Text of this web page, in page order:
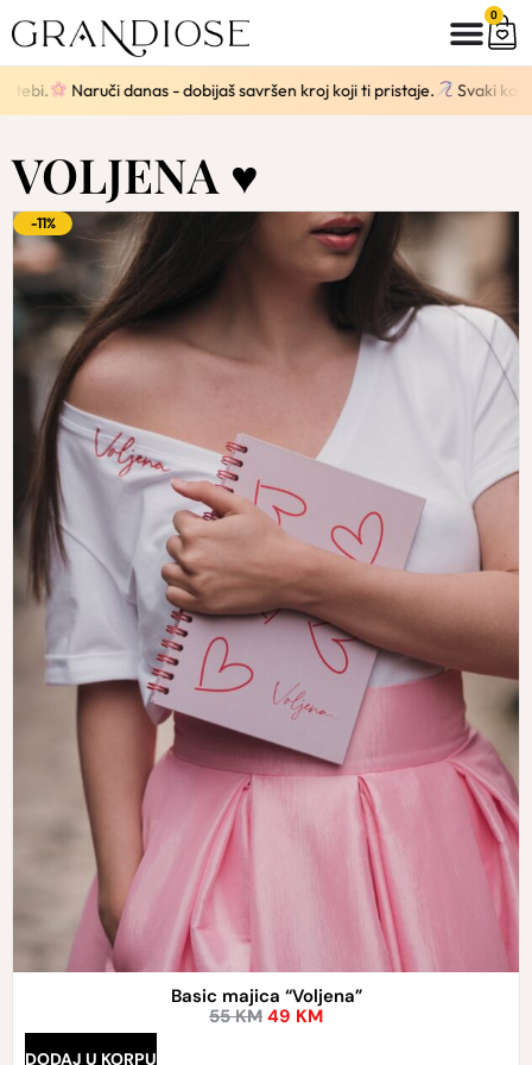
0
danas - dobijaš savršen kroj koji ti pristaje. Svaki komad se šije
VOLJENA ♥
-11%
Basic majica “Voljena”
55KM 49 KM
DODAJ U KORPU